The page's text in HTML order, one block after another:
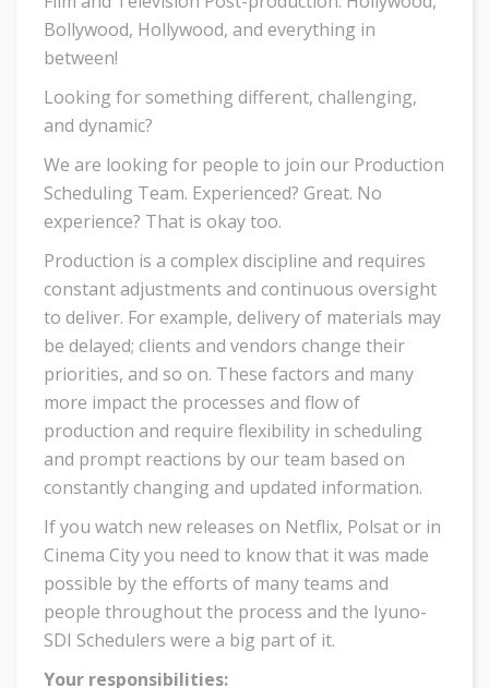
Bollywood, Hollywood, and everything in
between!
Looking for something different, challenging,
and dynamic?
We are looking for people to join our Production
Scheduling Team. Experienced? Great. No
experience? That is okay too.
Production is a complex discipline and requires
constant adjustments and continuous oversight
to deliver. For example, delivery of materials may
be delayed; clients and vendors change their
priorities, and so on. These factors and many
more impact the processes and flow of
production and require flexibility in scheduling
and prompt reactions by our team based on
constantly changing and updated information.
If you watch new releases on Netflix, Polsat or in
Cinema City you need to know that it was made
possible by the efforts of many teams and
people throughout the process and the Iyuno-
SDI Schedulers were a big part of it.
Your responsibilities: